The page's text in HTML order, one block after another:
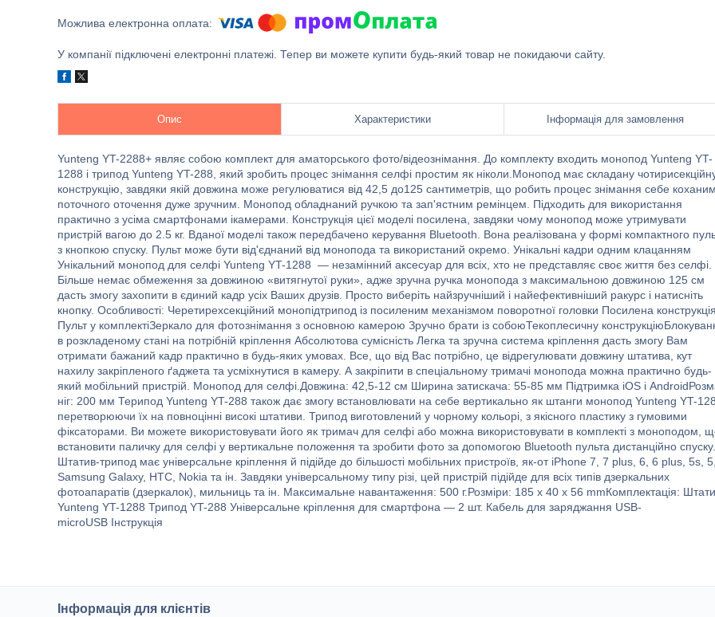
У компанії підключені електронні платежі. Тепер ви можете купити будь-який товар не покидаючи сайту.
Опис Характеристики Інформація для замовлення
Yunteng YT-2288+ являє собою комплект для аматорського фото/відеознімання. До комплекту входить монопод Yunteng YT-
1288 і трипод Yunteng YT-288, який зробить процес знімання селфі простим як ніколи.Монопод має складану
конструкцію, завдяки якій довжина може регулюватися від 42,5 до125 сантиметрів, що робить процес знімання себе
поточного оточення дуже зручним. Монопод обладнаний ручкою та зап'ястним ремінцем. Підходить для використання
практично з усіма смартфонами ікамерами. Конструкція цієї моделі посилена, завдяки чому монопод може утримувати
пристрій вагою до 2.5 кг. Вданої моделі також передбачено керування Bluetooth. Вона реалізована у формі компактного
з кнопкою спуску. Пульт може бути від'єднаний від монопода та використаний окремо. Унікальні кадри одним клацанням
Унікальний монопод для селфі Yunteng YT-1288 — незамінний аксесуар для всіх, хто не представляє своє життя без селфі.
Більше немає обмеження за довжиною «витягнутої руки», адже зручна ручка монопода з максимальною довжиною 125 см
дасть змогу захопити в єдиний кадр усіх Ваших друзів. Просто виберіть найзручніший і найефективніший ракурс і натисніть
кнопку. Особливості: Черетирехсекційний монопідтрипод із посиленим механізмом поворотної головки Посилена конструкція
Пульт у комплектіЗеркало для фотознімання з основною камерою Зручно брати із собоюТекоплесичну
в розкладеному стані на потрібній кріплення Абсолютова сумісність Легка та зручна система кріплення дасть змогу Вам
отримати бажаний кадр практично в будь-яких умовах. Все, що від Вас потрібно, це відрегулювати довжину штатива, кут
нахилу закріпленого ґаджета та усміхнутися в камеру. А закріпити в спеціальному тримачі монопода можна практично будь-
який мобільний пристрій. Монопод для селфі.Довжина: 42,5-12 см Ширина затискача: 55-85 мм Підтримка iOS і
ніг: 200 мм Терипод Yunteng YT-288 також дає змогу встановлювати на себе вертикально як штанги монопод Yunteng YT-
перетворюючи їх на повноцінні високі штативи. Трипод виготовлений у чорному кольорі, з якісного пластику з гумовими
фіксаторами. Ви можете використовувати його як тримач для селфі або можна використовувати в комплекті з моноподом,
встановити паличку для селфі у вертикальне положення та зробити фото за допомогою Bluetooth пульта дистанційно спуску.
Штатив-трипод має універсальне кріплення й підійде до більшості мобільних пристроїв, як-от iPhone 7, 7 plus, 6, 6 plus, 5s, 5,
Samsung Galaxy, HTC, Nokia та ін. Завдяки універсальному типу різі, цей пристрій підійде для всіх типів дзеркальних
фотоапаратів (дзеркалок), мильниць та ін. Максимальне навантаження: 500 г.Розміри: 185 x 40 x 56 mmКомплектація:
Yunteng YT-1288 Трипод YT-288 Універсальне кріплення для смартфона — 2 шт. Кабель для заряджання USB-
microUSB Інструкція
Інформація для клієнтів